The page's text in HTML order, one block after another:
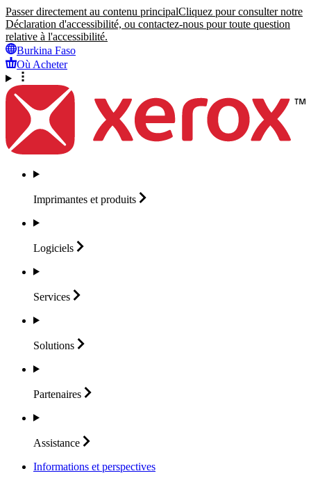
Passer directement au contenu principalCliquez pour consulter notre
Déclaration d'accessibilité, ou contactez-nous pour toute question
relative à l'accessibilité.
Burkina Faso
Où Acheter
Imprimantes et produits
Logiciels
Services
Solutions
Partenaires
Assistance
Informations et perspectives